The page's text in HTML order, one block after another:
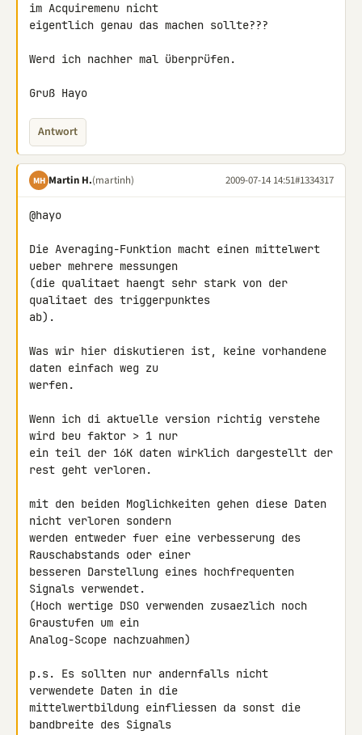
im Acquiremenu nicht
eigentlich genau das machen sollte???
Werd ich nachher mal überprüfen.
Gruß Hayo
Antwort
MH Martin H.(martinh) 2009-07-14 14:51#1334317
@hayo
Die Averaging-Funktion macht einen mittelwert
ueber mehrere messungen
(die qualitaet haengt sehr stark von der
qualitaet des triggerpunktes
ab).
Was wir hier diskutieren ist, keine vorhandene
daten einfach weg zu
werfen.
Wenn ich di aktuelle version richtig verstehe
wird beu faktor > 1 nur
ein teil der 16K daten wirklich dargestellt der
rest geht verloren.
mit den beiden Moglichkeiten gehen diese Daten
nicht verloren sondern
werden entweder fuer eine verbesserung des
Rauschabstands oder einer
besseren Darstellung eines hochfrequenten
Signals verwendet.
(Hoch wertige DSO verwenden zusaezlich noch
Graustufen um ein
Analog-Scope nachzuahmen)
p.s. Es sollten nur andernfalls nicht
verwendete Daten in die
mittelwertbildung einfliessen da sonst die
bandbreite des Signals